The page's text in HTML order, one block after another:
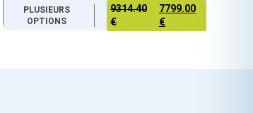
PLUSIEURS
OPTIONS
9314.40
€
7799.00
€